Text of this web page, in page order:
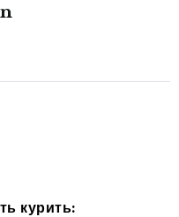
курить: